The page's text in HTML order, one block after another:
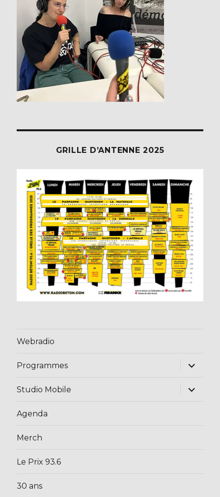
GRILLE D’ANTENNE 2025
Webradio
Programmes
ouvrir
menu
Studio Mobile
ouvrir
Agenda
Merch
Le Prix 93.6
30 ans